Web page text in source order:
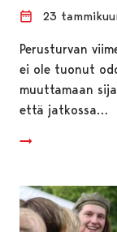
23
Perusturvan
ei ole tuonut
muuttamaan
että jatkossa…